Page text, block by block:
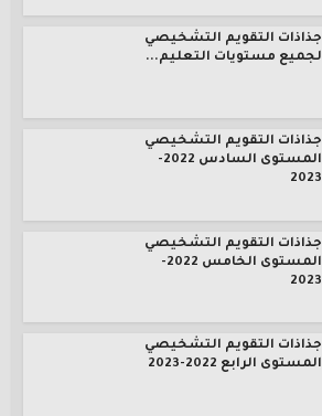
جذاذات التقويم التشخيصي
لجميع مستويات التعليم...
جذاذات التقويم التشخيصي
المستوى السادس 2022-
2023
جذاذات التقويم التشخيصي
المستوى الخامس 2022-
2023
جذاذات التقويم التشخيصي
المستوى الرابع 2022-2023